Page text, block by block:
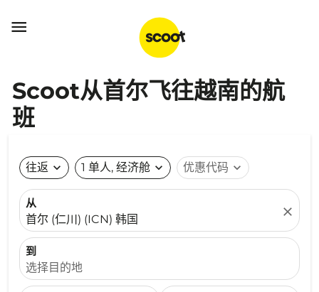

Scoot从首尔飞往越南的航
班
往返 expand_more 1 单人, 经济舱 expand_more 优惠代码 expand_more
从
首尔 (仁川) (ICN) 韩国
close
到
选择目的地